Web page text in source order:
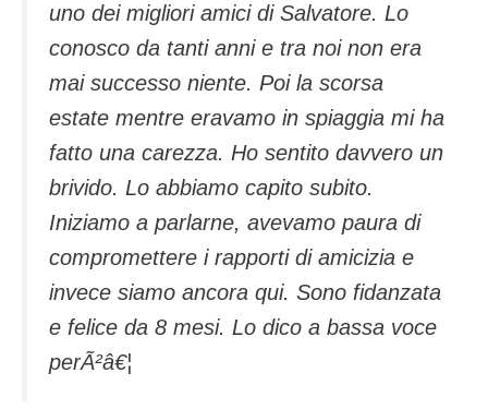
uno dei migliori amici di Salvatore. Lo
conosco da tanti anni e tra noi non era
mai successo niente. Poi la scorsa
estate mentre eravamo in spiaggia mi ha
fatto una carezza. Ho sentito davvero un
brivido. Lo abbiamo capito subito.
Iniziamo a parlarne, avevamo paura di
compromettere i rapporti di amicizia e
invece siamo ancora qui. Sono fidanzata
e felice da 8 mesi. Lo dico a bassa voce
perÃ²â€¦